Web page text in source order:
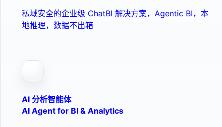
私域安全的企业级 ChatBI 解决方案，Agentic BI，本
地推理，数据不出箱
AI 分析智能体
AI Agent for BI & Analytics